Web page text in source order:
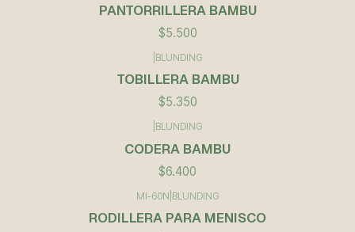
PANTORRILLERA BAMBU
$5.500
BLUNDING
TOBILLERA BAMBU
$5.350
BLUNDING
CODERA BAMBU
$6.400
MI-60N BLUNDING
RODILLERA PARA MENISCO